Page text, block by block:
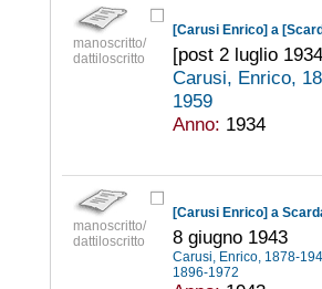
manoscritto/
dattiloscritto
[Carusi Enrico] a
[post 2 luglio
Carusi, Enrico,
1959
Anno: 1934
manoscritto/
dattiloscritto
[Carusi Enrico] a
8 giugno 1943
Carusi, Enrico, 1878-
1896-1972